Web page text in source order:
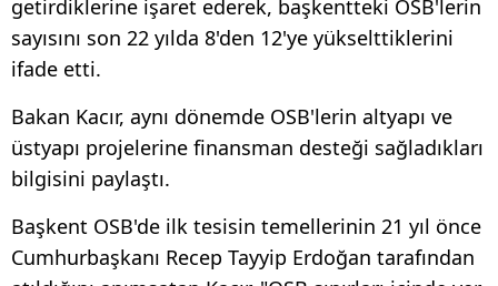
getirdiklerine işaret ederek, başkentteki OSB'lerin
sayısını son 22 yılda 8'den 12'ye yükselttiklerini
ifade etti.
Bakan Kacır, aynı dönemde OSB'lerin altyapı ve
üstyapı projelerine finansman desteği sağladıkları
bilgisini paylaştı.
Başkent OSB'de ilk tesisin temellerinin 21 yıl önce
Cumhurbaşkanı Recep Tayyip Erdoğan tarafından